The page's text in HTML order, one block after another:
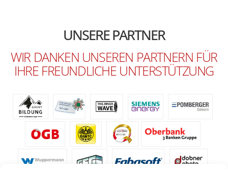
UNSERE PARTNER
WIR DANKEN UNSEREN PARTNERN FÜR
IHRE FREUNDLICHE UNTERSTÜTZUNG